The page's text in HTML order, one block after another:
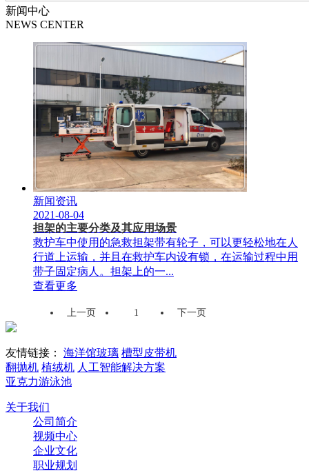
新闻中心
NEWS CENTER
新闻资讯
2021-08-04
担架的主要分类及其应用场景
救护车中使用的急救担架带有轮子，可以更轻松地在人
行道上运输，并且在救护车内设有锁，在运输过程中用
带子固定病人。担架上的一...
查看更多
上一页 1 下一页
友情链接： 海洋馆玻璃 槽型皮带机
翻抛机 植绒机 人工智能解决方案
亚克力游泳池
关于我们
公司简介
视频中心
企业文化
职业规划